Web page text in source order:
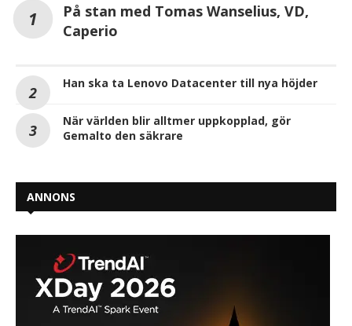
På stan med Tomas Wanselius, VD,
Caperio
Han ska ta Lenovo Datacenter till nya höjder
När världen blir alltmer uppkopplad, gör
Gemalto den säkrare
ANNONS